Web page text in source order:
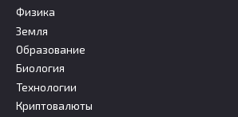
Физика
Земля
Образование
Биология
Технологии
Криптовалюты